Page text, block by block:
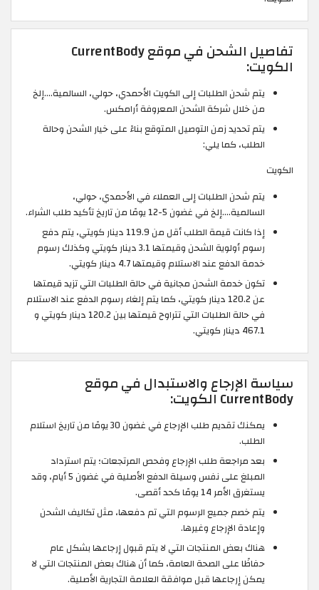
تفاصيل الشحن في موقع CurrentBody
الكويت:
يتم شحن الطلبات إلى الكويت الأحمدي، حولي، السالمية....إلخ
من خلال شركة الشحن المعروفة أرامكس.
يتم تحديد زمن التوصيل المتوقع بناءً على خيار الشحن وحالة
الطلب، كما يلي:
الكويت
يتم شحن الطلبات إلى العملاء في الأحمدي، حولي،
السالمية....إلخ في غضون 5-12 يومًا من تاريخ تأكيد طلب الشراء.
إذا كانت قيمة الطلب أقل من 119.9 دينار كويتي، يتم دفع
رسوم أولوية الشحن وقيمتها 3.1 دينار كويتي وكذلك رسوم
خدمة الدفع عند الاستلام وقيمتها 4.7 دينار كويتي.
تكون خدمة الشحن مجانية في حالة الطلبات التي تزيد قيمتها
عن 120.2 دينار كويتي، كما يتم إلغاء رسوم الدفع عند الاستلام
في حالة الطلبات التي تتراوح قيمتها بين 120.2 دينار كويتي و
467.1 دينار كويتي.
سياسة الإرجاع والاستبدال في موقع
CurrentBody الكويت:
يمكنك تقديم طلب الإرجاع في غضون 30 يومًا من تاريخ استلام
الطلب.
بعد مراجعة طلب الإرجاع وفحص المرتجعات؛ يتم استرداد
المبلغ على نفس وسيلة الدفع الأصلية في غضون 5 أيام، وقد
يستغرق الأمر 14 يومًا كحد أقصى.
يتم خصم جميع الرسوم التي تم دفعها، مثل تكاليف الشحن
وإعادة الإرجاع وغيرها.
هناك بعض المنتجات التي لا يتم قبول إرجاعها بشكل عام
حفاظًا على الصحة العامة، كما أن هناك بعض المنتجات التي لا
يمكن إرجاعها قبل موافقة العلامة التجارية الأصلية.